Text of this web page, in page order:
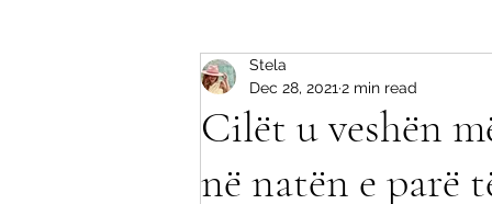
Trend
Cilët u veshën
në natën e parë
Stela
Dec 28, 2021 2 min read